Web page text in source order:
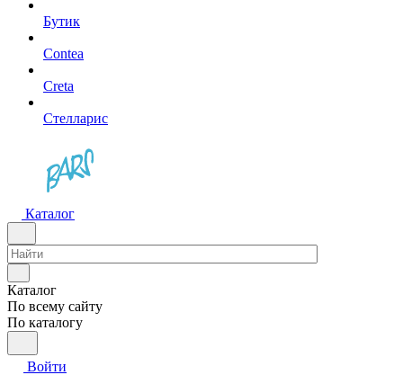
Бутик
Contea
Creta
Стелларис
Каталог
Каталог
По всему сайту
По каталогу
Войти